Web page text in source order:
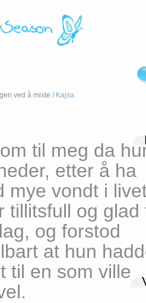
ved å miste / Kajsa
til meg da
etter å ha
mye vondt i
tillitsfull og glad
og forstod
at hun
til en som ville